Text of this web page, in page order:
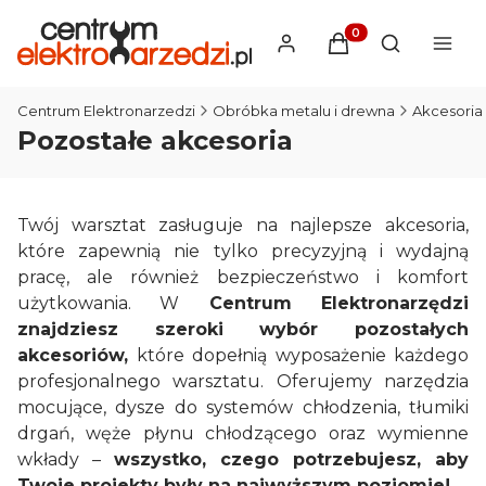
Produkty w
Otwórz
Centrum Elektronarzedzi Obróbka metalu i drewna Akcesoria
Pozostałe akcesoria
Twój warsztat zasługuje na najlepsze akcesoria,
które zapewnią nie tylko precyzyjną i wydajną
pracę, ale również bezpieczeństwo i komfort
użytkowania. W Centrum Elektronarzędzi
znajdziesz szeroki wybór pozostałych
akcesoriów, które dopełnią wyposażenie każdego
profesjonalnego warsztatu. Oferujemy narzędzia
mocujące, dysze do systemów chłodzenia, tłumiki
drgań, węże płynu chłodzącego oraz wymienne
wkłady – wszystko, czego potrzebujesz, aby